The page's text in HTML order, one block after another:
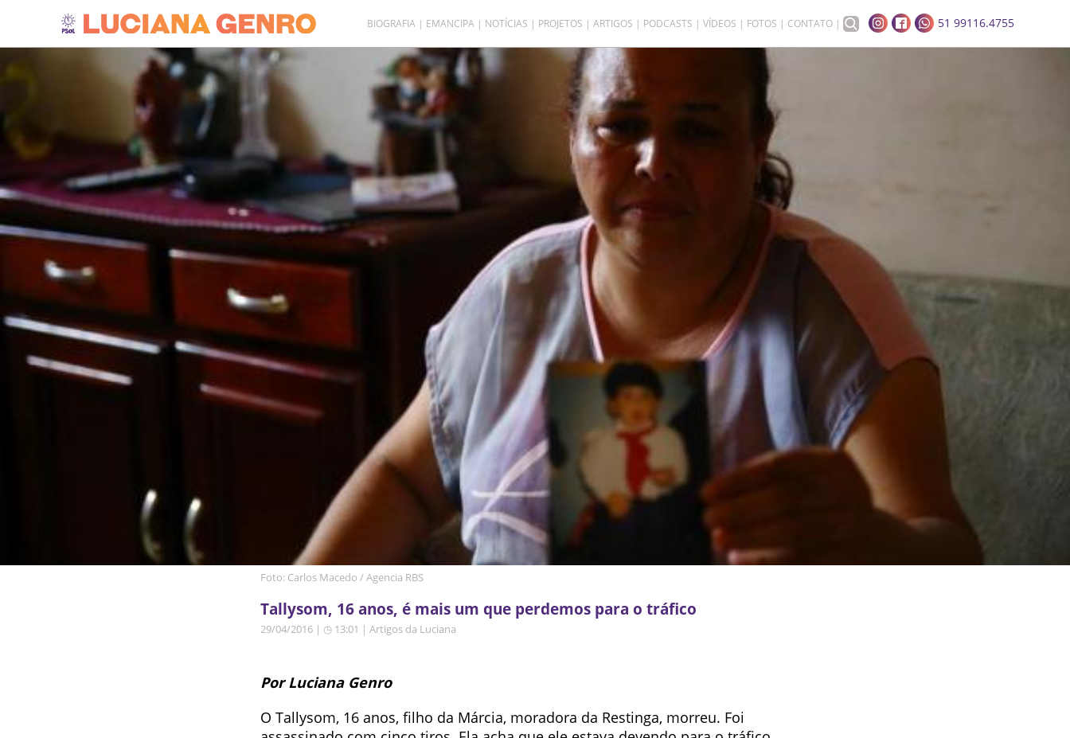
BIOGRAFIA EMANCIPA NOTÍCIAS PROJETOS ARTIGOS PODCASTS VÍDEOS FOTOS CONTATO 51 99116.4755
Foto: Carlos Macedo / Agencia RBS
Tallysom, 16 anos, é mais um que perdemos para o tráfico
29/04/2016 | ◷ 13:01 | Artigos da Luciana
Por Luciana Genro
O Tallysom, 16 anos, filho da Márcia, moradora da Restinga, morreu. Foi